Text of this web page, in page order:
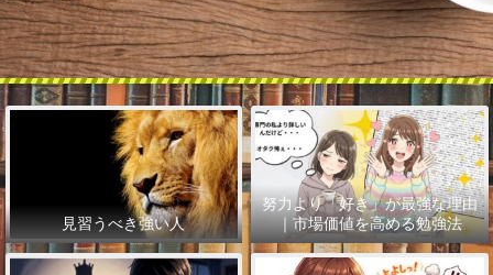
見習うべき強い人
努力より「好き」が最強な理由
｜市場価値を高める勉強法